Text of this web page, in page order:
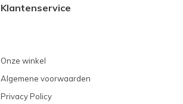
Klantenservice
Onze winkel
Algemene voorwaarden
Privacy Policy